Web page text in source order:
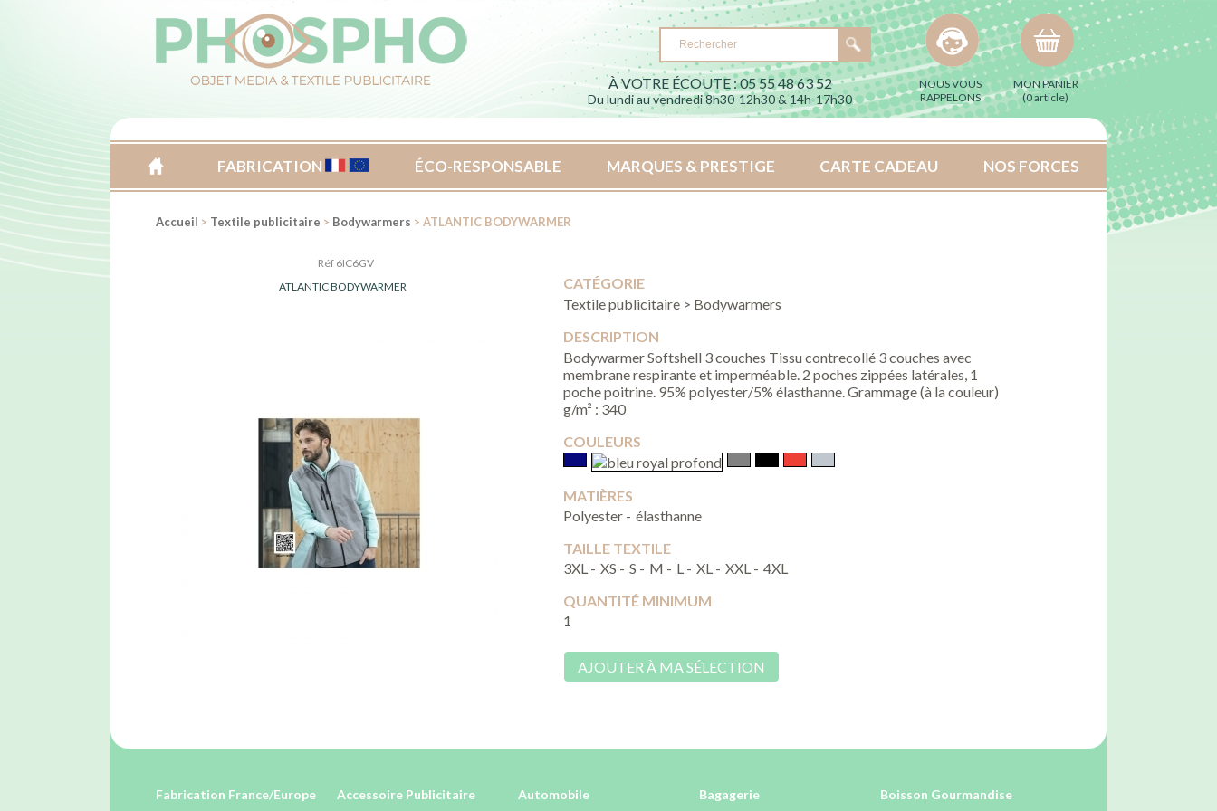
À VOTRE ÉCOUTE : 05 55 48 63 52
Du lundi au vendredi 8h30-12h30 & 14h-17h30
NOUS VOUS
RAPPELONS
MON PANIER
(0 article)
ACCUEIL
FABRICATION ÉCO-RESPONSABLE MARQUES & PRESTIGE CARTE CADEAU NOS FORCES
Accueil > Textile publicitaire > Bodywarmers > ATLANTIC BODYWARMER
Réf 6IC6GV
ATLANTIC BODYWARMER
CATÉGORIE
Textile publicitaire > Bodywarmers
DESCRIPTION
Bodywarmer Softshell 3 couches Tissu contrecollé 3 couches avec
membrane respirante et imperméable. 2 poches zippées latérales, 1
poche poitrine. 95% polyester/5% élasthanne. Grammage (à la couleur)
g/m² : 340
COULEURS
MATIÈRES
Polyester - élasthanne
TAILLE TEXTILE
3XL - XS - S - M - L - XL - XXL - 4XL
QUANTITÉ MINIMUM
1
AJOUTER À MA SÉLECTION
Fabrication France/Europe Accessoire Publicitaire Automobile Bagagerie
Boisson Gourmandise